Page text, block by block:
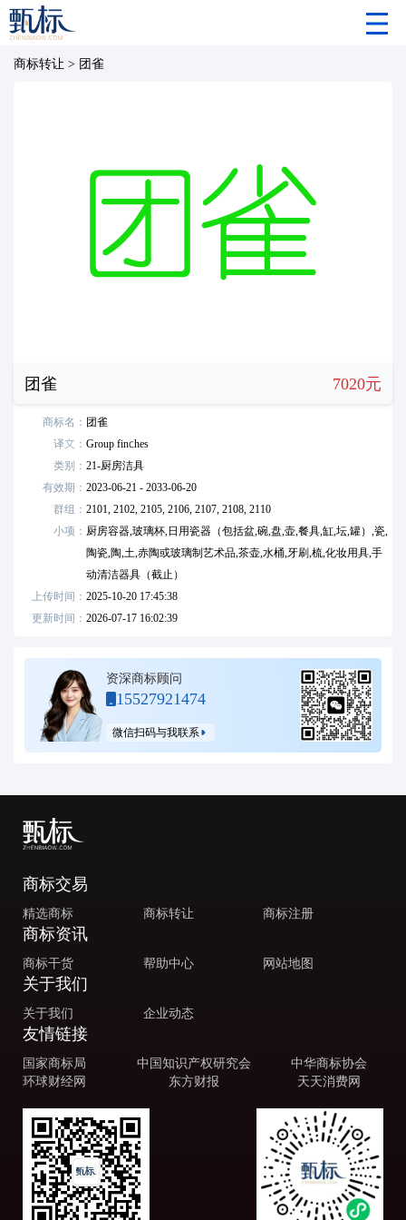
商标转让 > 团雀
团雀 7020元
商标名： 团雀
译文： Group finches
类别： 21-厨房洁具
有效期： 2023-06-21 - 2033-06-20
群组： 2101,2102,2105,2106,2107,2108,2110
小项： 厨房容器,玻璃杯,日用瓷器（包括盆,碗,盘,壶,餐具,缸,坛,罐）,瓷,
陶瓷,陶,土,赤陶或玻璃制艺术品,茶壶,水桶,牙刷,梳,化妆用具,手
动清洁器具（截止）
上传时间： 2025-10-20 17:45:38
更新时间： 2026-07-17 16:02:39
资深商标顾问
15527921474
微信扫码与我联系
商标交易
精选商标 商标转让 商标注册
商标资讯
商标干货 帮助中心 网站地图
关于我们
关于我们 企业动态
友情链接
国家商标局 中国知识产权研究会
中华商标协会
环球财经网
东方财报 天天消费网